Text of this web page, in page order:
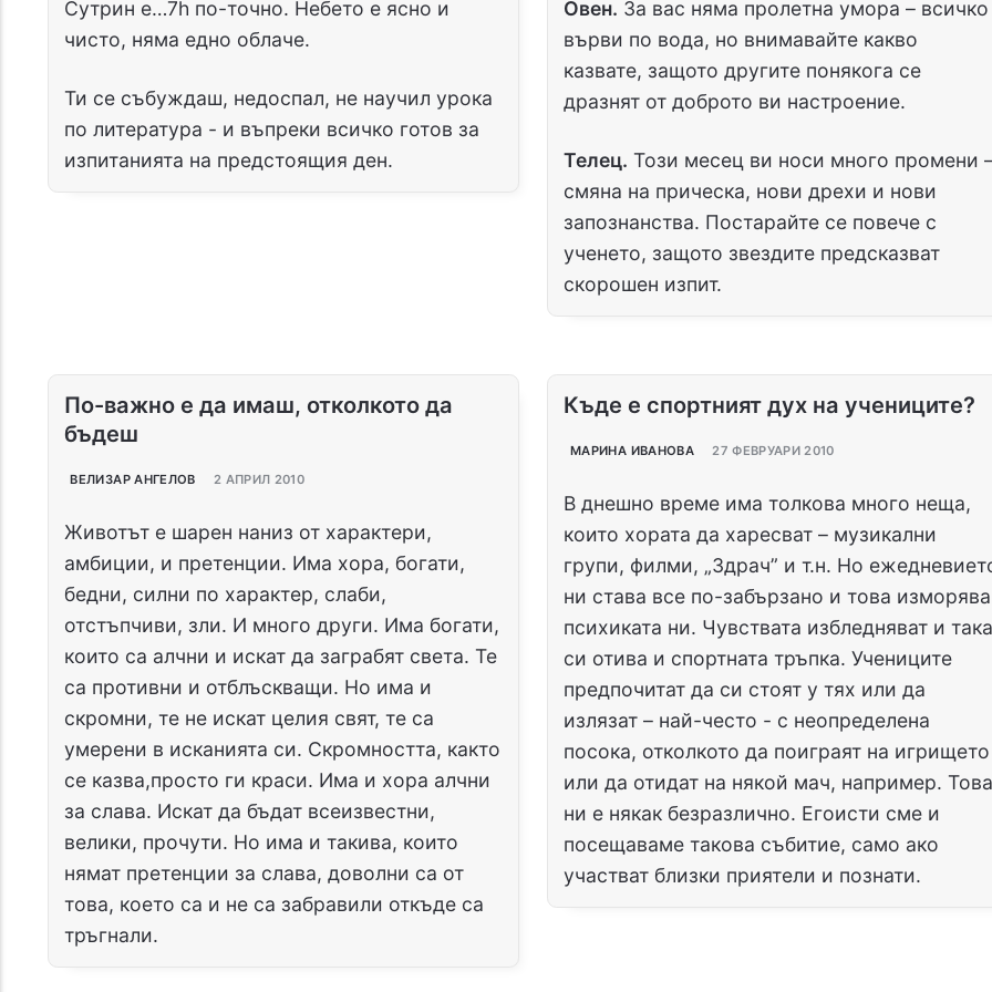
Сутрин е…7h по-точно. Небето е ясно и
чисто, няма едно облаче.
Ти се събуждаш, недоспал, не научил урока
по литература - и въпреки всичко готов за
изпитанията на предстоящия ден.
Овен. За вас няма пролетна умора – всичко
върви по вода, но внимавайте какво
казвате, защото другите понякога се
дразнят от доброто ви настроение.
Телец. Този месец ви носи много промени
смяна на прическа, нови дрехи и нови
запознанства. Постарайте се повече с
ученето, защото звездите предсказват
скорошен изпит.
По-важно е да имаш, отколкото да
бъдеш
ВЕЛИЗАР АНГЕЛОВ 2 АПРИЛ 2010
Животът е шарен наниз от характери,
амбиции, и претенции. Има хора, богати,
бедни, силни по характер, слаби,
отстъпчиви, зли. И много други. Има богати,
които са алчни и искат да заграбят света. Те
са противни и отблъскващи. Но има и
скромни, те не искат целия свят, те са
умерени в исканията си. Скромността, както
се казва,просто ги краси. Има и хора алчни
за слава. Искат да бъдат всеизвестни,
велики, прочути. Но има и такива, които
нямат претенции за слава, доволни са от
това, което са и не са забравили откъде са
тръгнали.
Къде е спортният дух на учениците?
МАРИНА ИВАНОВА 27 ФЕВРУАРИ 2010
В днешно време има толкова много неща,
които хората да харесват – музикални
групи, филми, „Здрач” и т.н. Но
ни става все по-забързано и това изморява
психиката ни. Чувствата избледняват и
си отива и спортната тръпка. Учениците
предпочитат да си стоят у тях или да
излязат – най-често - с неопределена
посока, отколкото да поиграят на игрището
или да отидат на някой мач, например.
ни е някак безразлично. Егоисти сме и
посещаваме такова събитие, само ако
участват близки приятели и познати.